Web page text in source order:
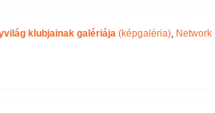
klubjainak galériája (képgaléria),